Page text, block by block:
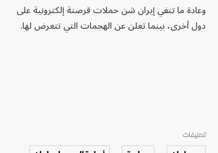
وعادة ما تنفي إيران شن حملات قرصنة إلكترونية على
دول أخرى، بينما تعلن عن الهجمات التي تتعرض لها.
تصنيفات